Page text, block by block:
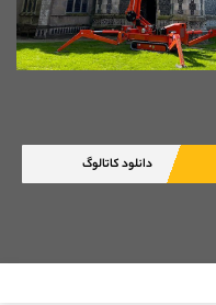
دانلود کاتالوگ